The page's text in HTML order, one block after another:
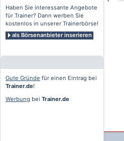
Haben Sie interessante Angebote
für Trainer? Dann werben Sie
kostenlos in unserer Trainerbörse!
als Börsenanbieter inserieren
Gute Gründe für einen Eintrag bei
Trainer.de!
Werbung bei Trainer.de